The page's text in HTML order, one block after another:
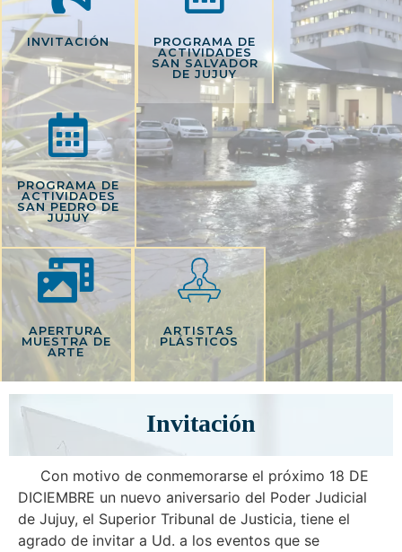
INVITACIÓN
PROGRAMA DE
ACTIVIDADES
SAN SALVADOR
DE JUJUY
PROGRAMA DE
ACTIVIDADES
SAN PEDRO DE
JUJUY
APERTURA
MUESTRA DE
ARTE
ARTISTAS
PLÁSTICOS
Invitación
Con motivo de conmemorarse el próximo 18 DE
DICIEMBRE un nuevo aniversario del Poder Judicial
de Jujuy, el Superior Tribunal de Justicia, tiene el
agrado de invitar a Ud. a los eventos que se